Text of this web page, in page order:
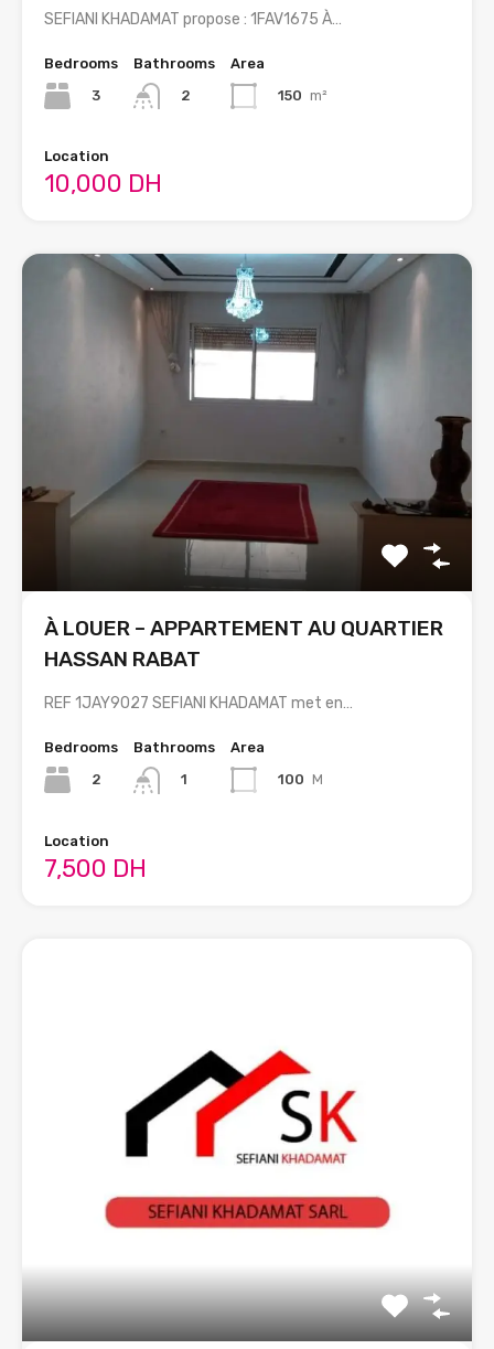
SEFIANI KHADAMAT propose : 1FAV1675 À…
Bedrooms
3
Bathrooms
2
Area
150 m²
Location
10,000 DH
À LOUER – APPARTEMENT AU QUARTIER
HASSAN RABAT
REF 1JAY9027 SEFIANI KHADAMAT met en…
Bedrooms
2
Bathrooms
1
Area
100 M
Location
7,500 DH